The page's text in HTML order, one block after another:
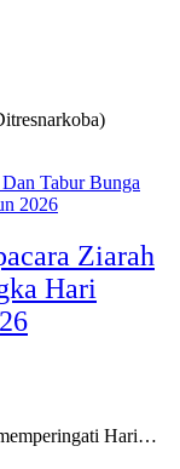
Ziarah
Hari
Hari…